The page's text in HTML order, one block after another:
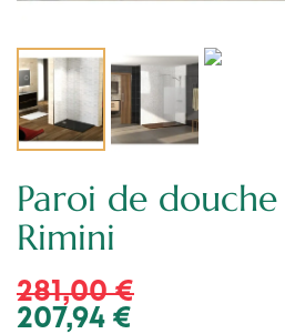
Paroi de
Rimini
281,00 €
207,94 €